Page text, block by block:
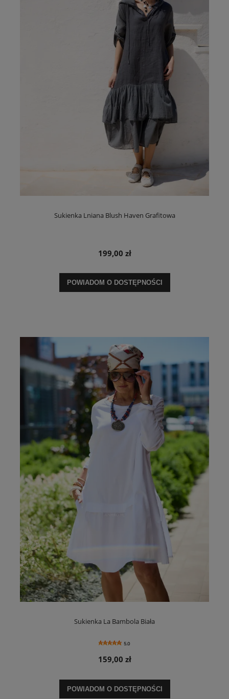
Sukienka Lniana Blush Haven Grafitowa
199,00 zł
POWIADOM O DOSTĘPNOŚCI
Sukienka La Bambola Biała
5.0
159,00 zł
POWIADOM O DOSTĘPNOŚCI